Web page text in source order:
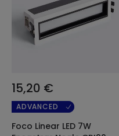
15,20 €
ADVANCED
Foco Linear LED 7W